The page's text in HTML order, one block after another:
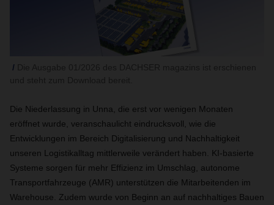
Die Niederlassung in Unna, die erst vor wenigen Monaten
eröffnet wurde, veranschaulicht eindrucksvoll, wie die
Entwicklungen im Bereich Digitalisierung und Nachhaltigkeit
unseren Logistikalltag mittlerweile verändert haben. KI-basierte
Systeme sorgen für mehr Effizienz im Umschlag, autonome
Transportfahrzeuge (AMR) unterstützen die Mitarbeitenden im
Warehouse. Zudem wurde von Beginn an auf nachhaltiges Bauen